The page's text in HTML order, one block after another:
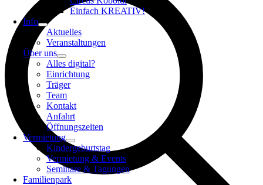
Einfach KREATIV!
Info
Aktuelles
Veranstaltungen
Über uns
Alles digital?
Einrichtung
Träger
Team
Kontakt
Anfahrt
Öffnungszeiten
Vermietung
Kindergeburtstag
Vermietung & Events
Seminare & Tagungen
Familienpark